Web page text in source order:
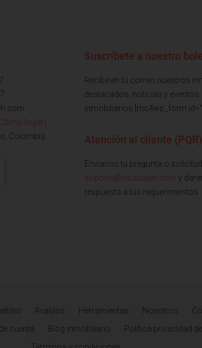
llegar)
Colombia
Suscríbete a nuestro
Recibe en tu correo nuestros
destacados, noticias y eventos
inmobiliarios [mc4wp_form
Atención al cliente (PQR)
Envianos tu pregunta o
soporte@issasaieh.com y
respuesta a tus requerimientos
Avalúos Herramientas Nosotros
cuenta
Blog inmobiliario
Política privacidad